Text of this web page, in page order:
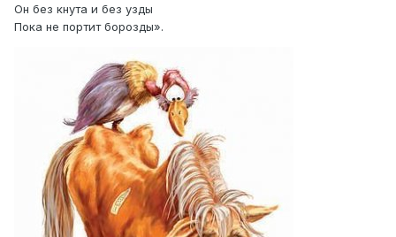
Он без кнута и без узды
Пока не портит борозды».